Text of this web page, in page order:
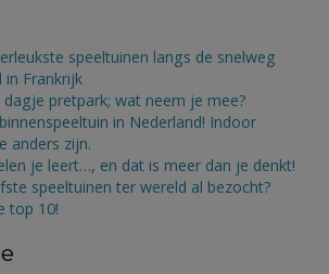
speeltuinen langs de snelweg
in Frankrijk
pretpark; wat neem je mee?
in Nederland! Indoor
anders zijn.
je leert…, en dat is meer dan je denkt!
speeltuinen ter wereld al bezocht?
top 10!